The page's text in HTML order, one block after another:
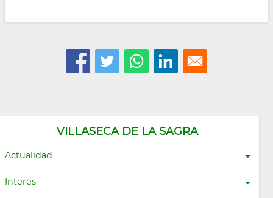
VILLASECA DE LA SAGRA
Actualidad
Interés